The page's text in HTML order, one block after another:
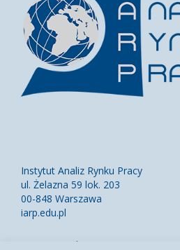
Instytut Analiz Rynku Pracy
ul. Żelazna 59 lok. 203
00-848 Warszawa
iarp.edu.pl
Kontakt